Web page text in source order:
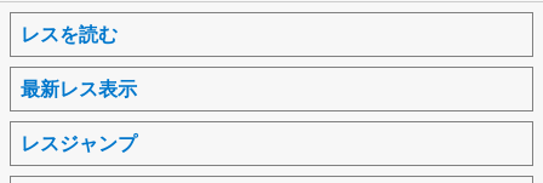
レスを読む
最新レス表示
レスジャンプ